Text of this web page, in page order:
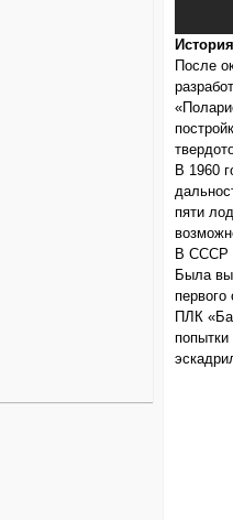
После
В 1960
пяти
В СССР
Была
первого
ПЛК